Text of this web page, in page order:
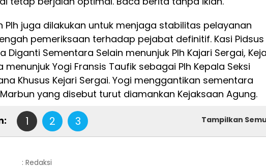
Plh juga dilakukan untuk menjaga stabilitas pelayanan
pemeriksaan terhadap pejabat definitif. Kasi Pidsus
Diganti Sementara Selain menunjuk Plh Kajari Sergai,
menunjuk Yogi Fransis Taufik sebagai Plh Kepala Seksi
Khusus Kejari Sergai. Yogi menggantikan sementara
yang disebut turut diamankan Kejaksaan Agung.
1 2 3 Tampilkan
: Redaksi